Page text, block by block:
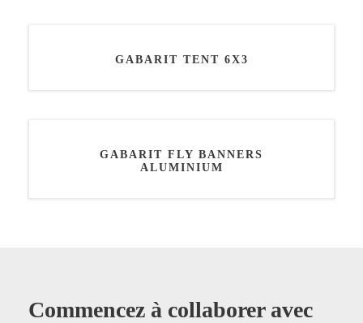
GABARIT TENT 6X3
GABARIT FLY BANNERS
ALUMINIUM
Commencez à collaborer avec